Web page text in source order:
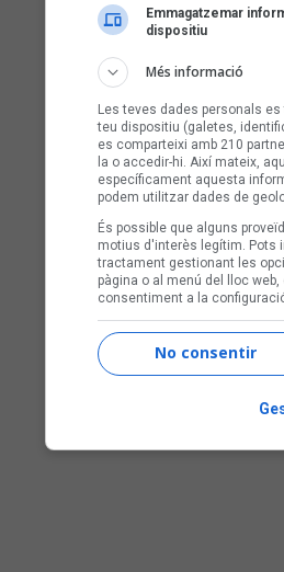
Emmagatzemar
dispositiu
Més informació
Les teves dades personals
teu dispositiu (galetes,
es comparteixi amb 210
la o accedir-hi. Així mateix,
específicament aquesta
podem utilitzar dades de
És possible que alguns
motius d'interès legítim. Pots
tractament gestionant les
pàgina o al menú del lloc
consentiment a la
No consentir